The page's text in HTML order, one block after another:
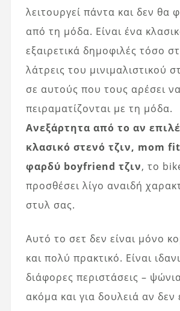
λειτουργεί πάντα και δεν θα
από τη μόδα. Είναι ένα
εξαιρετικά δημοφιλές τόσο
λάτρεις του μινιμαλιστικού
σε αυτούς που τους αρέσει να
πειραματίζονται με τη μόδα.
Ανεξάρτητα από το αν
κλασικό στενό τζιν, mom
φαρδύ boyfriend τζιν, το
προσθέσει λίγο αναιδή
στυλ σας.
Αυτό το σετ δεν είναι μόνο
και πολύ πρακτικό. Είναι
διάφορες περιστάσεις –
ακόμα και για δουλειά αν δεν